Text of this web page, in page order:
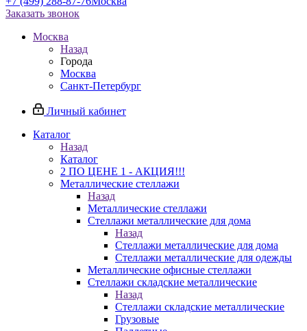
Заказать звонок
Москва
Назад
Города
Москва
Санкт-Петербург
Личный кабинет
Каталог
Назад
Каталог
2 ПО ЦЕНЕ 1 - АКЦИЯ!!!
Металлические стеллажи
Назад
Металлические стеллажи
Стеллажи металлические для дома
Назад
Стеллажи металлические для дома
Стеллажи металлические для одежды
Металлические офисные стеллажи
Стеллажи складские металлические
Назад
Стеллажи складские металлические
Грузовые